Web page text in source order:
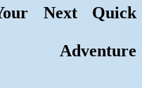
Next Quick
Adventure